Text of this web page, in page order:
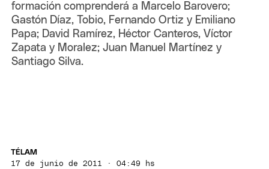
formación comprenderá a Marcelo Barovero;
Gastón Díaz, Tobio, Fernando Ortiz y Emiliano
Papa; David Ramírez, Héctor Canteros, Víctor
Zapata y Moralez; Juan Manuel Martínez y
Santiago Silva.
TÉLAM
17 de junio de 2011 · 04:49 hs